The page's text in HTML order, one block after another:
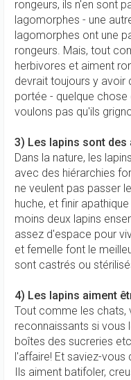
rongeurs, ils n'en sont
lagomorphes - une
lagomorphes ont une
rongeurs. Mais, tout
herbivores et aiment
devrait toujours y avoir
portée - quelque chose
voulons pas qu'ils
3) Les lapins sont des
Dans la nature, les
avec des hiérarchies
ne veulent pas passer
huche, et finir
moins deux lapins
assez d'espace pour
et femelle font le
sont castrés ou
4) Les lapins aiment
Tout comme les chats,
reconnaissants si vous
boîtes des sucreries
l'affaire! Et saviez-vous
Ils aiment batifoler,